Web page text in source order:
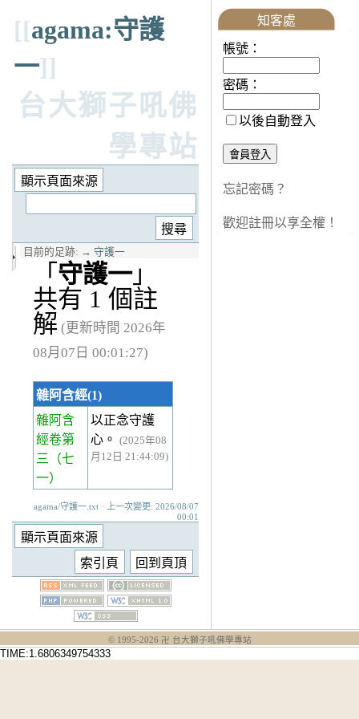
[[agama:守護
一]]
台大獅子吼佛
學專站
目前的足跡: → 守護一
「 守護一」
共有 1 個註
解 (更新時間 2026年
08月07日 00:01:27)
雜阿含經(1)
雜阿含
經卷第
三
（七
一）
以正念守護
心。
(2025年08
月12日 21:44:09)
agama/守護一.txt · 上一次變更: 2026/08/07
00:01
知客處
帳號：
密碼：
以後自動登入
忘記密碼？
歡迎註冊以享全權！
© 1995-2026 卍 台大獅子吼佛學專站
TIME:1.6806349754333